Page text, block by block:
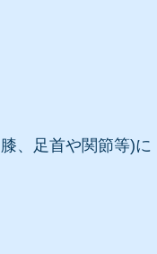
、足首や関節等)に